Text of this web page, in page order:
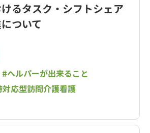
るタスク・シフトシェア
ついて
#ヘルパーが出来ること
応型訪問介護看護